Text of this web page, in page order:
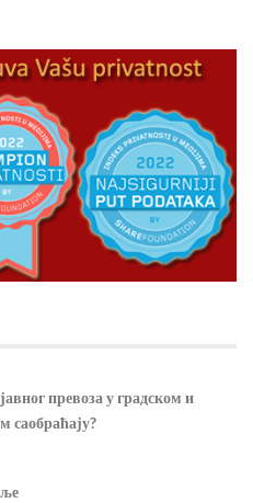
превоза у градском и
саобраћају?